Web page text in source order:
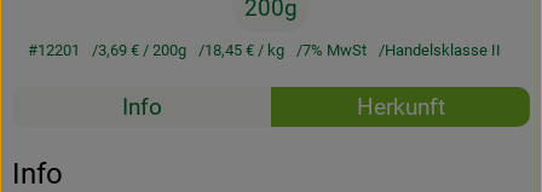
200g
#12201 3,69 €/ 200g 18,45 €/ kg 7% MwSt Handelsklasse II
Rezepte
Info Herkunft
Info